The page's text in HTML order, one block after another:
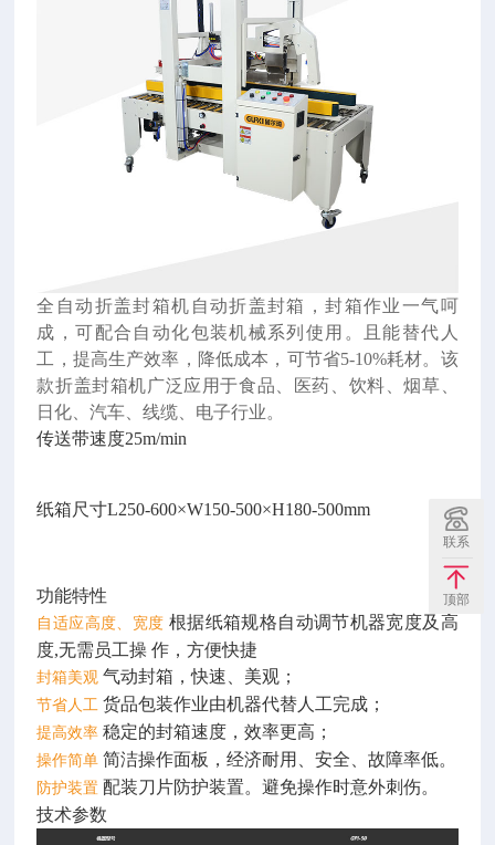
全自动折盖封箱机自动折盖封箱，封箱作业一气呵
成，可配合自动化包装机械系列使用。且能替代人
工，提高生产效率，降低成本，可节省5-10%耗材。该
款折盖封箱机广泛应用于食品、医药、饮料、烟草、
日化、汽车、线缆、电子行业。
传送带速度25m/min
纸箱尺寸L250-600×W150-500×H180-500mm
功能特性
自适应高度、宽度 根据纸箱规格自动调节机器宽度及高
度,无需员工操 作，方便快捷
封箱美观 气动封箱，快速、美观；
节省人工 货品包装作业由机器代替人工完成；
提高效率 稳定的封箱速度，效率更高；
操作简单 简洁操作面板，经济耐用、安全、故障率低。
防护装置 配装刀片防护装置。避免操作时意外刺伤。
技术参数
联系
顶部